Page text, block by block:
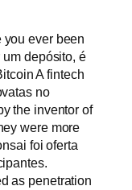
you ever been
um depósito, é
A fintech
no
the inventor of
were more
foi oferta
as penetration